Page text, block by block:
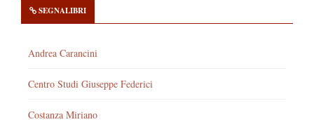
SEGNALIBRI
Andrea Carancini
Centro Studi Giuseppe Federici
Costanza Miriano